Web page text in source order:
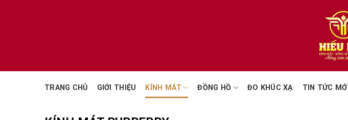
TRANG CHỦ GIỚI THIỆU KÍNH MÁT ĐỒNG HỒ ĐO KHÚC XẠ TIN TỨC MỚI